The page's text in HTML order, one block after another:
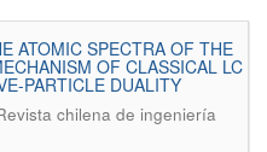
ATOMIC SPECTRA OF THE
OF CLASSICAL LC
PARTICLE DUALITY
chilena de ingeniería